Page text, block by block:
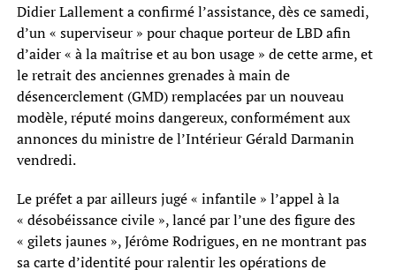
Didier Lallement a confirmé l’assistance, dès ce samedi,
d’un « superviseur » pour chaque porteur de LBD afin
d’aider « à la maîtrise et au bon usage » de cette arme, et
le retrait des anciennes grenades à main de
désencerclement (GMD) remplacées par un nouveau
modèle, réputé moins dangereux, conformément aux
annonces du ministre de l’Intérieur Gérald Darmanin
vendredi.
Le préfet a par ailleurs jugé « infantile » l’appel à la
« désobéissance civile », lancé par l’une des figure des
« gilets jaunes », Jérôme Rodrigues, en ne montrant pas
sa carte d’identité pour ralentir les opérations de